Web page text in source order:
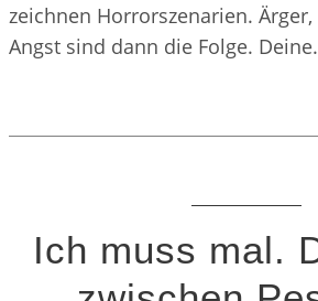
zeichnen Horrorszenarien. Ärger,
Angst sind dann die Folge.
Ich muss mal.